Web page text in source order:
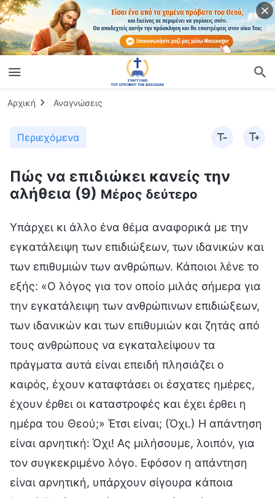
Αρχική Αναγνώσεις
Περιεχόμενα
Πώς να επιδιώκει κανείς την
αλήθεια (9) Μέρος δεύτερο
Υπάρχει κι άλλο ένα θέμα αναφορικά με την εγκατάλειψη των επιδιώξεων, των ιδανικών και των επιθυμιών των ανθρώπων. Κάποιοι λένε το εξής: «Ο λόγος για τον οποίο μιλάς σήμερα για την εγκατάλειψη των ανθρώπινων επιδιώξεων, των ιδανικών και των επιθυμιών και ζητάς από τους ανθρώπους να εγκαταλείψουν τα πράγματα αυτά είναι επειδή πλησιάζει ο καιρός, έχουν καταφτάσει οι έσχατες ημέρες, έχουν έρθει οι καταστροφές και έχει έρθει η ημέρα του Θεού;» Έτσι είναι; (Όχι.) Η απάντηση είναι αρνητική: Όχι! Ας μιλήσουμε, λοιπόν, για τον συγκεκριμένο λόγο. Εφόσον η απάντηση είναι αρνητική, υπάρχουν σίγουρα κάποια λεπτά ζητήματα πάνω στα οποία πρέπει να συναναστραφούμε και τα οποία πρέπει να γίνουν κατανοητά. Ας μιλήσουμε για το εξής: Πριν από δύο χιλιάδες χρόνια, ή ακόμα και πριν από μερικές εκατοντάδες χρόνια, ολόκληρο το κοινωνικό περιβάλλον διέφερε από το σημερινό· η κατάσταση των πραγμάτων για όλη την ανθρωπότητα ήταν διαφορετική απ’ ό,τι είναι σήμερα. Οι άνθρωποι ζούσαν σε ένα πολύ οργανωμένο περιβάλλον. Ο κόσμος δεν ήταν τόσο μοχθηρός όσο είναι σήμερα, η ανθρώπινη κοινωνία δεν ήταν τόσο χαώδης όσο είναι τώρα, και δεν υπήρχαν καταστροφές. Υπήρχε και τότε η ανάγκη να εγκαταλείψουν οι άνθρωποι τις επιδιώξεις, τα ιδανικά και τις επιθυμίες τους; (Ναι.) Γιατί; Δώστε Μου έναν λόγο και μιλήστε για τις συγκεκριμένες γνώσεις που έχετε. (Τώρα που οι άνθρωποι έχουν διαφθαρεί από τον Σατανά, διαθέτουν τη διεφθαρμένη διάθεση του Σατανά· άρα, επιδιώκουν τα ιδανικά και τις επιθυμίες τους, για να επιδιώξουν τη φήμη, το κέρδος και το κύρος. Επειδή επιδιώκουν τη φήμη και το κέρδος, μάχονται και μαλώνουν μεταξύ τους, και παλεύουν μεταξύ ζωής και θανάτου, με αποτέλεσμα να διαφθείρονται ακόμη πιο βαθιά από τον Σατανά, να χάνουν όλο και περισσότερο την ανθρώπινη μορφή και να απομακρύνονται όλο και περισσότερο από τον Θεό. Βλέπουμε, λοιπόν, πως το μονοπάτι της επιδίωξης των ιδανικών και των επιθυμιών είναι λανθασμένο. Άρα, ο λόγος που απαιτεί ο Θεός από τους ανθρώπους να εγκαταλείψουν τις επιδιώξεις, τα ιδανικά και τις επιθυμίες τους δεν είναι επειδή πλησιάζει η ημέρα Του, αλλά επειδή οι άνθρωποι δεν θα έπρεπε εξαρχής να επιδιώκουν τα πράγματα αυτά. Θα πρέπει η επιδίωξή τους να είναι σωστή και σύμφωνη με τα λόγια του Θεού.) Πιστεύετε πως η εγκατάλειψη των επιδιώξεων, των ιδανικών και των επιθυμιών των ανθρώπων είναι μια αρχή άσκησης; (Ναι.) Είναι η εγκατάλειψη των επιδιώξεων, των ιδανικών και των επιθυμιών των ανθρώπων η αλήθεια; Είναι μια απαίτηση που έχει ο Θεός από τον άνθρωπο; (Ναι.) Είναι η αλήθεια, καθώς και μια απαίτηση που έχει ο Θεός από τον άνθρωπο. Είναι, άρα, και η οδός που οφείλουν να ακολουθούν οι άνθρωποι; (Ναι.) Εφόσον είναι η αλήθεια, καθώς και μια συγκεκριμένη απαίτηση που έχει ο Θεός από τον άνθρωπο και η οδός που οφείλουν να ακολουθούν οι άνθρωποι, μήπως την αλλάζει ο χρόνος και το υπόβαθρο; (Όχι.) Γιατί όχι; Επειδή η αλήθεια, οι απαιτήσεις του Θεού και η οδός του Θεού δεν αλλάζουν σύμφωνα με τις μεταβολές στον χρόνο, τον τόπο ή το περιβάλλον. Ανεξαρτήτως χρόνου, τόπου ή χώρου, η αλήθεια είναι πάντα η αλήθεια, και το πρότυπο που απαιτεί ο Θεός από τον άνθρωπο δεν αλλάζει, ούτε αλλάζει το πρότυπο που απαιτεί από όσους Τον ακολουθούν. Άρα, λοιπόν, για τους ακόλουθους του Θεού, ανεξάρτητα από τον χρόνο, τον τόπο ή το πλαίσιο, η οδός του Θεού που θα πρέπει να ακολουθούν δεν αλλάζει. Επομένως, η απαίτηση να εγκαταλείψουν οι άνθρωποι τις επιδιώξεις, τα ιδανικά και τις επιθυμίες τους τη σημερινή εποχή δεν τίθεται απλώς και μόνο επειδή πλησιάζει ο καιρός ή επειδή έχουν έρθει οι έσχατες ημέρες· ούτε και αυτή η τόσο επείγουσα απαίτηση να προβεί ο άνθρωπος σε ακραίες ή δραστικές ενέργειες ώστε να εισέλθει το ταχύτερο δυνατό στην αλήθεια-πραγματικότητα υπάρχει επειδή ο χρόνος τελειώνει και οι καταστροφές είναι μεγάλες, ή επειδή υπάρχει φόβος μήπως τον βρουν οι καταστροφές. Δεν είναι αυτός ο λόγος. Ποιος είναι, λοιπόν; Ανεξαρτήτως χρόνου —είτε μιλάμε για λίγες εκατοντάδες ή λίγες χιλιάδες χρόνια πριν, είτε μιλάμε μάλιστα για το σήμερα— οι απαιτήσεις που ο έχει ο Θεός από τον άνθρωπο αναφορικά με το ζήτημα αυτό δεν έχουν αλλάξει. Το θέμα είναι απλώς πως πριν από λίγες χιλιάδες χρόνια, μέχρι μάλιστα και κάθε εποχή πριν από τη σημερινή, ο Θεός δεν είχε γνωστοποιήσει δημοσίως και λεπτομερώς τα λόγια αυτά στην ανθρωπότητα· οι απαιτήσεις Του, όμως, από τον άνθρωπο δεν έχουν αλλάξει σε καμία χρονική στιγμή. Από τότε που οι άνθρωποι πρωτάρχισαν να τηρούν αρχεία, οι απαιτήσεις του Θεού απ’ αυτούς δεν ήταν ποτέ να επιδιώκουν επιμελώς τα εγκόσμια ή να πραγματοποιήσουν τα ιδανικά και τις επιθυμίες τους στον κόσμο. Οι μόνες απαιτήσεις που έχει από τους ανθρώπους είναι να ακούνε τα λόγια Του, να ακολουθούν την οδό Του, να μην κυλιούνται στον βούρκο μαζί με τον υπόλοιπο κόσμο και να μην επιδιώκουν τα εγκόσμια. Αφήστε τους κοσμικούς ανθρώπους να χειριστούν τα κοσμικά ζητήματα· ας ολοκληρώσουν εκείνοι τα πράγματα αυτά. Δεν έχουν καμία σχέση με όσους πιστεύουν στον Θεό και Τον ακολουθούν. Το μόνο πράγμα που πρέπει να κάνουν οι πιστοί στον Θεό είναι να ακολουθούν τόσο την οδό Του όσο και τον Ίδιο. Το να ακολουθούν την οδό Του είναι καθήκον που δεσμεύει τους πιστούς και τους ακόλουθους του Θεού. Αυτό δεν αλλάζει ανάλογα με τον χρόνο, τον τόπο ή το υπόβαθρο. Ακόμη και στο μέλλον, όταν η ανθρωπότητα σωθεί και εισέλθει στην επόμενη εποχή, η απαίτηση αυτή θα μείνει αμετάβλητη. Όσοι ακολουθούν τον Θεό πρέπει να ακούνε τα λόγια Του και να ακολουθούν την οδό Του· αυτή είναι η στάση και η συγκεκριμένη άσκηση που οφείλουν να έχουν απέναντί Του. Μόνο αν οι άνθρωποι ακούνε τα λόγια του Θεού και ακολουθούν την οδό Του θα καταφέρουν να έχουν φόβο Θεού και να αποφεύγουν το κακό. Άρα, λοιπόν, η απαίτηση να εγκαταλείψουν οι άνθρωποι τις επιδιώξεις, τα ιδανικά και τις επιθυμίες τους δεν προκύπτει λόγω της χρονικής περιόδου, ούτε λόγω των μοναδικών περιβαλλόντων ή υποβάθρων. Αντίθετα, από τότε που υπάρχει ο άνθρωπος, ο Θεός απαιτούσε από εκείνον αυτό το πρότυπο κι αυτήν την αρχή, ακόμη κι αν δεν του είχε μεταφέρει ξεκάθαρα τα λόγια αυτά. Όσοι άνθρωποι κι αν μπορούν να την πετύχουν, όσοι άνθρωποι κι αν μπορούν να κάνουν πράξη τα λόγια Του ή όσα λόγια Του κι αν μπορούν να κατανοήσουν, αυτή η απαίτηση του Θεού δεν αλλάζει. Κοιτάξτε στη Βίβλο, όπου καταγράφονται οι μοναδικοί άνθρωποι που επέλεξε ο Θεός σε μοναδικούς καιρούς: Νώε, Αβραάμ, Ισαάκ, Ιώβ, και ούτω καθεξής. Οι απαιτήσεις που είχε ο Θεός απ’ αυτούς, η οδός που ακολουθούσαν, οι στόχοι και η κατεύθυνσή τους στη ζωή, καθώς και οι στόχοι που επιδίωκαν και οι συγκεκριμένες ενέργειες που έκαναν για να ζήσουν και να επιβιώσουν είναι όλα τους πράγματα που ενσαρκώνουν τις απαιτήσεις που έχει ο Θεός από τον άνθρωπο. Ποιες απαιτήσεις έχει ο Θεός από τον άνθρωπο; Μία απ’ αυτές είναι να εγκαταλείψουν οι άνθρωποι τις επιδιώξεις, τα ιδανικά και τις επιθυμίες τους, σωστά; (Σωστά.) Τόσο πνευματικά όσο και σαρκικά, πρέπει να αποφεύγουν τους θορυβώδεις, ανοργάνωτους και μοχθηρούς ανθρώπους, όπως και τις θορυβώδεις, ανοργάνωτες και μοχθηρές τους τάσεις. Παλιά, υπήρχε η λέξη «καθαγιασμένος», η οποία δεν ήταν και τόσο κατάλληλη. Στην πραγματικότητα, το νόημα της λέξης αυτής είναι η απαίτηση να εγκαταλείψεις τις επιδιώξεις, τα ιδανικά και τις επιθυμίες σου, να μη γίνεις άπιστος, να μην κάνεις τα πράγματα που κάνουν οι άπιστοι ούτε να επιδιώκεις όσα επιδιώκουν οι άπιστοι αλλά, αντίθετα, να επιδιώκεις τα πράγματα που οφείλει να επιδιώκει ένας πιστός. Αυτό είναι το νόημά της. Άρα, λοιπόν, τι θα πρέπει να απαντήσεις σε κάποιον που σε ρωτήσει το εξής: «Ο λόγος που ο Θεός απαιτεί οι άνθρωποι να εγκαταλείψουν τις επιδιώξεις, τα ιδανικά και τις επιθυμίες τους είναι επειδή πλησιάζει ο καιρός και έχουν έρθει οι έσχατες ημέρες και οι καταστροφές;» Θα πρέπει να απαντήσεις πως οι απαιτήσεις που έχει ο Θεός από τον άνθρωπο είναι η αλήθεια και η οδός που οφείλουν να ακολουθούν οι άνθρωποι. Δεν μεταβάλλονται με βάση τις αλλαγές στον χρόνο, τον τόπο, το περιβάλλον, τη γεωγραφική θέση ή το κοινωνικό υπόβαθρο. Τα λόγια του Θεού είναι η αλήθεια, κι αυτή η αλήθεια δεν έχει αλλάξει από αμνημονεύτων χρόνων και δεν αλλάζει σε όλη την αιωνιότητα. Άρα, κάθε απαίτηση που έχει ο Θεός από τον άνθρωπο και κάθε συγκεκριμένη αρχή άσκησης που θέτει σ’ αυτόν χρονολογείται από μετά τη δημιουργία της ανθρωπότητας απ’ Αυτόν —τότε που δεν τηρούνταν ακόμη αρχεία. Συνυπάρχουν με τον Θεό. Με άλλα λόγια, από την πρώτη στιγμή που δημιουργήθηκαν οι άνθρωποι, μπορούσαν να κατανοήσουν τις απαιτήσεις που είχε απ’ αυτούς ο Θεός. Όποια πτυχή κι αν αφορούν οι απαιτήσεις, είναι όλες τους αιώνιες και δεν θα αλλάξουν. Σε γενικές γραμμές, οι απαιτήσεις που έχει ο Θεός από τον άνθρωπο είναι να ακούει τα λόγια Του και να ακολουθεί την οδό Του. Καταλάβατε; (Ναι.) Δεν έχουν καμία απολύτως σχέση με την ανάπτυξη του κόσμου, τα ανθρώπινα κοινωνικά υπόβαθρα, τον χρόνο και τον τόπο, ή το γεωγραφικό περιβάλλον και το μέρος που ζουν οι άνθρωποι. Μόλις οι άνθρωποι ακούσουν τα λόγια του Θεού, το σωστό είναι να τα τηρήσουν και να τα κάνουν πράξη. Ο Θεός δεν έχει άλλες απαιτήσεις από τους ανθρώπους. Αφού ακούσουν και κατανοήσουν τα λόγια Του, αρκεί να τα κάνουν πράξη και να τα τηρούν· έτσι θα έχουν πετύχει το πρότυπο να είναι αποδεκτά δημιουργήματα στα μάτια Του. Καταλάβατε; (Ναι.) Άρα, λοιπόν, ανεξάρτητα από τον χρόνο, το κοινωνικό περιβάλλον ή υπόβαθρο, και τη γεωγραφική θέση, πρέπει να ακούσεις τα λόγια του Θεού, να καταλάβεις τι λέει και ποιες απαιτήσεις έχει από σένα, κι έπειτα να τα λάβεις όλα υπόψη, να υποταχθείς και να ασκηθείς. Μη σε απασχολούν πράγματα όπως: «Είναι μεγάλες οι καταστροφές που συμβαίνουν τώρα έξω στον κόσμο; Είναι ο κόσμος χαώδης; Είναι επικίνδυνο να βγω στον κόσμο; Μπορεί να με πλήξει κάποια επιδημία; Μπορεί να πεθάνω; Θα με βρουν οι καταστροφές; Υπάρχουν πειρασμοί εκεί έξω;» Είναι ανώφελο να σκέφτεσαι τέτοια πράγματα και δεν έχουν καμία σχέση μ’ εσένα. Το μόνο που πρέπει να σ’ απασχολεί είναι να επιδιώκεις την αλήθεια και να ακολουθείς την οδό του Θεού, κι όχι το περιβάλλον στον έξω κόσμο. Όπως κι αν είναι το περιβάλλον αυτό, εσύ είσαι δημιούργημα και ο Θεός είναι ο Δημιουργός. Η σχέσ